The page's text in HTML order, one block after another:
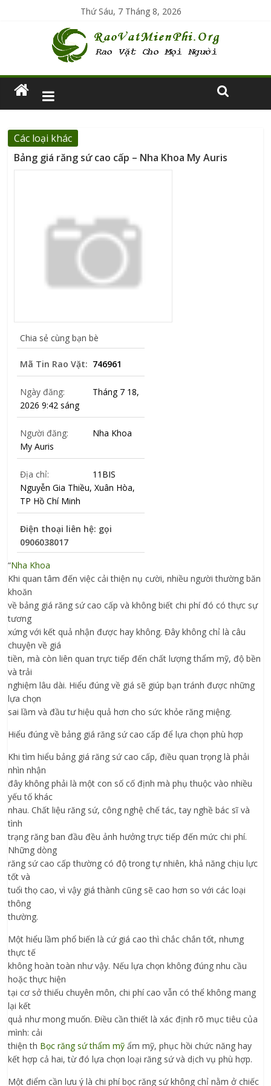
Thứ Sáu, 7 Tháng 8, 2026
Các loại khác
Bảng giá răng sứ cao cấp – Nha Khoa My Auris
Chia sẻ cùng bạn bè
Mã Tin Rao Vặt: 746961
Ngày đăng:
Tháng 7 18,
2026 9:42 sáng
Người đăng:
Nha Khoa
My Auris
Địa chỉ:
11BIS
Nguyễn Gia Thiều, Xuân Hòa,
TP Hồ Chí Minh
Điện thoại liên hệ: gọi
0906038017
“Nha Khoa
Khi quan tâm đến việc cải thiện nụ cười, nhiều người thường băn
khoăn
về bảng giá răng sứ cao cấp và không biết chi phí đó có thực sự
tương
xứng với kết quả nhận được hay không. Đây không chỉ là câu
chuyện về giá
tiền, mà còn liên quan trực tiếp đến chất lượng thẩm mỹ, độ bền
và trải
nghiệm lâu dài. Hiểu đúng về giá sẽ giúp bạn tránh được những
lựa chọn
sai lầm và đầu tư hiệu quả hơn cho sức khỏe răng miệng.
Hiểu đúng về bảng giá răng sứ cao cấp để lựa chọn phù hợp
Khi tìm hiểu bảng giá răng sứ cao cấp, điều quan trọng là phải
nhìn nhận
đây không phải là một con số cố định mà phụ thuộc vào nhiều
yếu tố khác
nhau. Chất liệu răng sứ, công nghệ chế tác, tay nghề bác sĩ và
tình
trạng răng ban đầu đều ảnh hưởng trực tiếp đến mức chi phí.
Những dòng
răng sứ cao cấp thường có độ trong tự nhiên, khả năng chịu lực
tốt và
tuổi thọ cao, vì vậy giá thành cũng sẽ cao hơn so với các loại
thông
thường.
Một hiểu lầm phổ biến là cứ giá cao thì chắc chắn tốt, nhưng
thực tế
không hoàn toàn như vậy. Nếu lựa chọn không đúng nhu cầu
hoặc thực hiện
tại cơ sở thiếu chuyên môn, chi phí cao vẫn có thể không mang
lại kết
quả như mong muốn. Điều cần thiết là xác định rõ mục tiêu của
mình: cải
thiện th Bọc răng sứ thẩm mỹ ẩm mỹ, phục hồi chức năng hay
kết hợp cả hai, từ đó lựa chọn loại răng sứ và dịch vụ phù hợp.
Một điểm cần lưu ý là chi phí bọc răng sứ không chỉ nằm ở chiếc